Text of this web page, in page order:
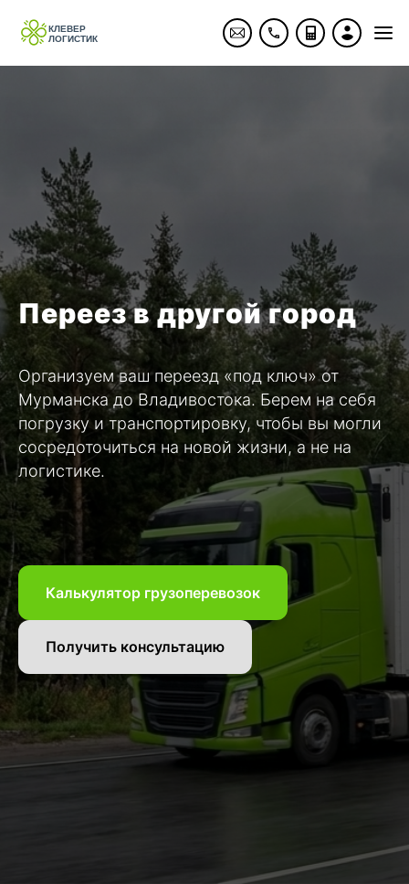
Переез в другой город
Организуем ваш переезд «под ключ» от
Мурманска до Владивостока. Берем на себя
погрузку и транспортировку, чтобы вы могли
сосредоточиться на новой жизни, а не на
логистике.
Калькулятор грузоперевозок
Получить консультацию